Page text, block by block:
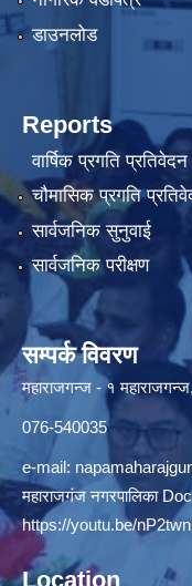
डाउनलोड
Reports
वार्षिक प्रगति प्रतिवेदन
चौमासिक प्रगति
सार्वजनिक सुनुवाई
सार्वजनिक परीक्षण
सम्पर्क विवरण
महाराजगन्ज - १
076-540035
e-mail:
महाराजगंज नगरपालिका
https://youtu.be/
Location